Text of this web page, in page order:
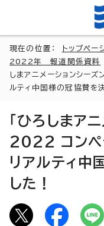
現在の位置： トップペー
2022年 報道関係資料
しまアニメーションシー
ルティ中国様の冠協賛を
「ひろしまア
2022 コンペ
リアルティ中
した！